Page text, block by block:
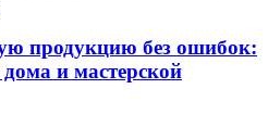
продукцию без ошибок:
и мастерской